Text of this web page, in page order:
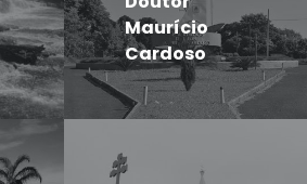
Maurício
Cardoso